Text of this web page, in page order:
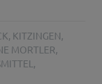
, KITZINGEN,
MORTLER,
,